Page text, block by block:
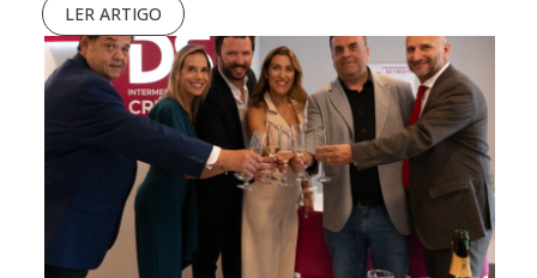
LER ARTIGO